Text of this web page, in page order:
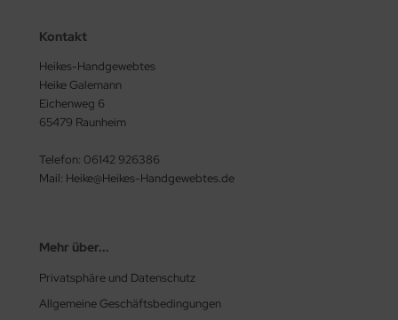
Kontakt
Heikes-Handgewebtes
Heike Galemann
Eichenweg 6
65479 Raunheim
Telefon: 06142 926386
Mail: Heike@Heikes-Handgewebtes.de
Mehr über...
Privatsphäre und Datenschutz
Allgemeine Geschäftsbedingungen